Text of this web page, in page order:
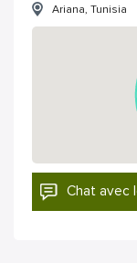
Ariana, Tunisia
Chat avec